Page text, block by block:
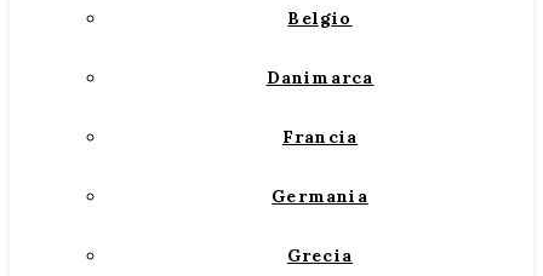
Belgio
Danimarca
Francia
Germania
Grecia